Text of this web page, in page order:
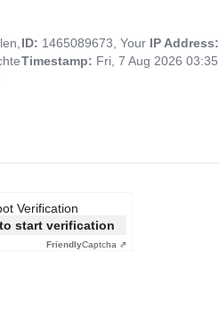
ID: 1465089673, Your IP
Timestamp: Fri, 7 Aug 2026
Verification
start verification
FriendlyCaptcha ⇗